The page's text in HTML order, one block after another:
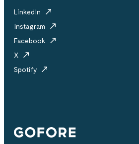
LinkedIn
Instagram
Facebook
X
Spotify
Gofore